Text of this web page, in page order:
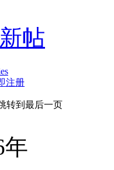
帖
注册
转到最后一页